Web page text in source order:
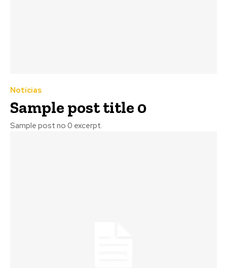
Notícias
Sample post title 0
Sample post no 0 excerpt.